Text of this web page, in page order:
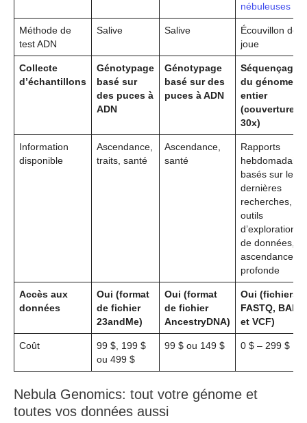
nébuleuses
Méthode de
test ADN
Salive Salive
Écouvillon de
joue
Collecte
d’échantillons
Génotypage
basé sur
des puces à
ADN
Génotypage
basé sur des
puces à ADN
Séquençage
du génome
entier
(couverture
30x)
Information
disponible
Ascendance,
traits, santé
Ascendance,
santé
Rapports
basés sur les
dernières
recherches,
outils
d’exploration
de données,
ascendance
profonde
Accès aux
données
Oui (format
de fichier
23andMe)
Oui (format
de fichier
AncestryDNA)
Oui (fichiers
FASTQ, BAM
et VCF)
Coût
99 $, 199 $
ou 499 $
99 $ ou 149 $ 0 $ – 299 $
Nebula Genomics: tout votre génome et
toutes vos données aussi